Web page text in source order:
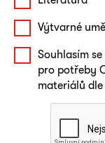
Výtvarné
Souhlasím
pro potřeby
materiálů